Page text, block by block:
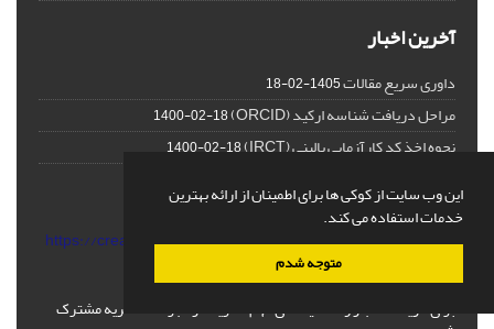
این وب سایت از کوکی ها برای اطمینان از ارائه بهترین
خدمات استفاده می کند.
متوجه شدم
آخرین اخبار
داوری سریع مقالات1405-02-18
مراحل دریافت شناسه ارکید (ORCID) 1400-02-18
نحوه اخذ کد کارآزمایی بالینی (IRCT) 1400-02-18
This work is licensed under a
https://creativecommons.org/licenses/by-nc/4.0/deed.en.
اشتراک خبرنامه
برای دریافت اخبار و اطلاعیه های مهم نشریه در خبرنامه نشریه مشترک